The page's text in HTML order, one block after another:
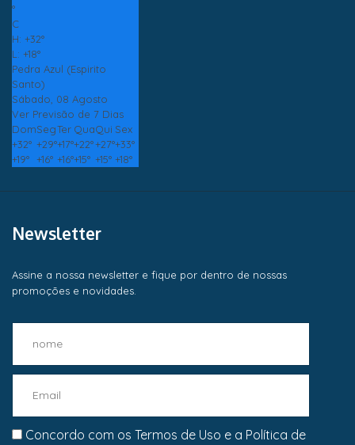
°
C
H: +32°
L: +18°
Pedra Azul (Espirito
Santo)
Sábado, 08 Agosto
Ver Previsão de 7 Dias
DomSegTer QuaQui Sex
+32° +29°+17°+22°+27°+33°
+19° +16° +16°+15° +15° +18°
Newsletter
Assine a nossa newsletter e fique por dentro de nossas
promoções e novidades.
Concordo com os Termos de Uso e a Política de